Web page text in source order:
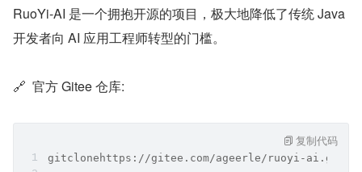
RuoYi-AI 是一个拥抱开源的项目，极大地降低了传统 Java
开发者向 AI 应用工程师转型的门槛。
🔗  官方 Gitee 仓库:
gitclonehttps://gitee.com/ageerle/ruoyi-ai.git
复制代码